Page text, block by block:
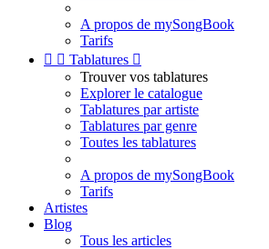
A propos de mySongBook
Tarifs
  Tablatures 
Trouver vos tablatures
Explorer le catalogue
Tablatures par artiste
Tablatures par genre
Toutes les tablatures
A propos de mySongBook
Tarifs
Artistes
Blog
Tous les articles